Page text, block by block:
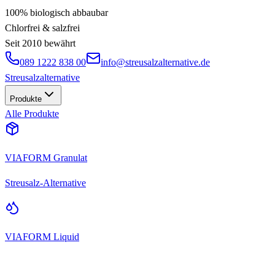
100% biologisch abbaubar
Chlorfrei & salzfrei
Seit 2010 bewährt
089 1222 838 00
info@streusalzalternative.de
Streusalzalternative
Produkte
Alle Produkte
VIAFORM Granulat
Streusalz-Alternative
VIAFORM Liquid